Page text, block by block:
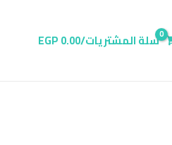
سلة المشتريات/0.00
EGP